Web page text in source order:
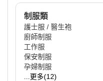
制服類
護士服 / 醫生袍
廚師制服
工作服
保安制服
孕婦制服
...更多(12)